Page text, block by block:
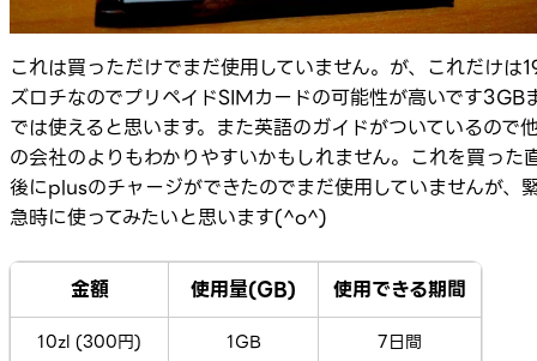
これは買っただけでまだ使用していません。が、これだけは
ズロチなのでプリペイドSIMカードの可能性が高いです3GB
では使えると思います。また英語のガイドがついているので
の会社のよりもわかりやすいかもしれません。これを買った
後にplusのチャージができたのでまだ使用していませんが、
急時に使ってみたいと思います(^o^)
金額 使用量(GB) 使用できる期間
10zl (300円) 1GB
7日間